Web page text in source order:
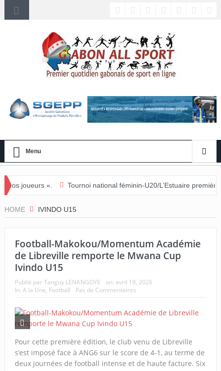
Menu
Tournoi national féminin-U20/L’Estuaire première équipe qualifiée
HOME IVINDO U15
Football-Makokou/Momentum Académie
de Libreville remporte le Mwana Cup
Ivindo U15
Publié parTanguy LENANGOYE on: avril 19, 2026
In: A la Une, Football Pas de Commentaires
Pour cette première édition, le club venu de Libreville
s’est imposé face à ANG6 sur le score de 4-1, au terme de
deux journées de football intense et de haute facture. Six